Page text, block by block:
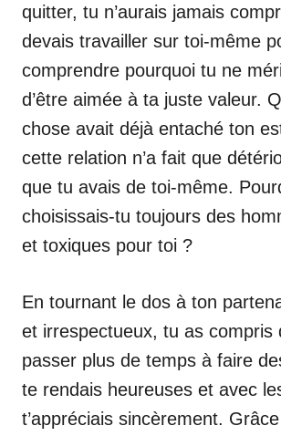
quitter, tu n’aurais jamais
devais travailler sur toi-même
comprendre pourquoi tu ne
d’être aimée à ta juste valeur.
chose avait déjà entaché ton
cette relation n’a fait que
que tu avais de toi-même.
choisissais-tu toujours des
et toxiques pour toi ?
En tournant le dos à ton
et irrespectueux, tu as compris
passer plus de temps à faire
te rendais heureuses et avec
t’appréciais sincèrement.